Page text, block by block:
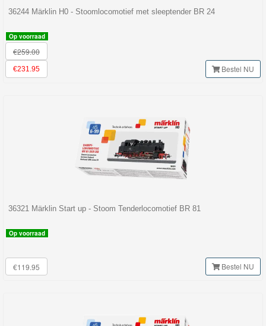
Thema
Uitbreidingsets
Bouwsteentreinen
Jim
Electrische
Goederenwagons
36244 Märklin H0 - Stoomlocomotief met sleeptender BR 24
Op voorraad
€259.00
€231.95 Bestel NU
36321 Märklin Start up - Stoom Tenderlocomotief BR 81
Op voorraad
€119.95 Bestel NU